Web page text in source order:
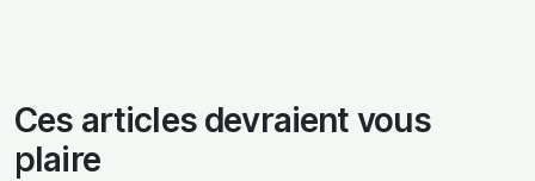
Ces articles devraient vous
plaire